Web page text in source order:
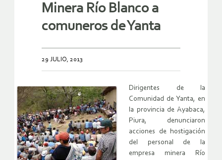
Minera Río Blanco a
comuneros de Yanta
29 JULIO, 2013
Dirigentes de la
Comunidad de Yanta, en
la provincia de Ayabaca,
Piura, denunciaron
acciones de hostigación
del personal de la
empresa minera Río